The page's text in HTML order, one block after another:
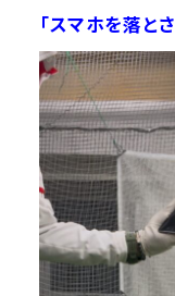
「スマホを落と